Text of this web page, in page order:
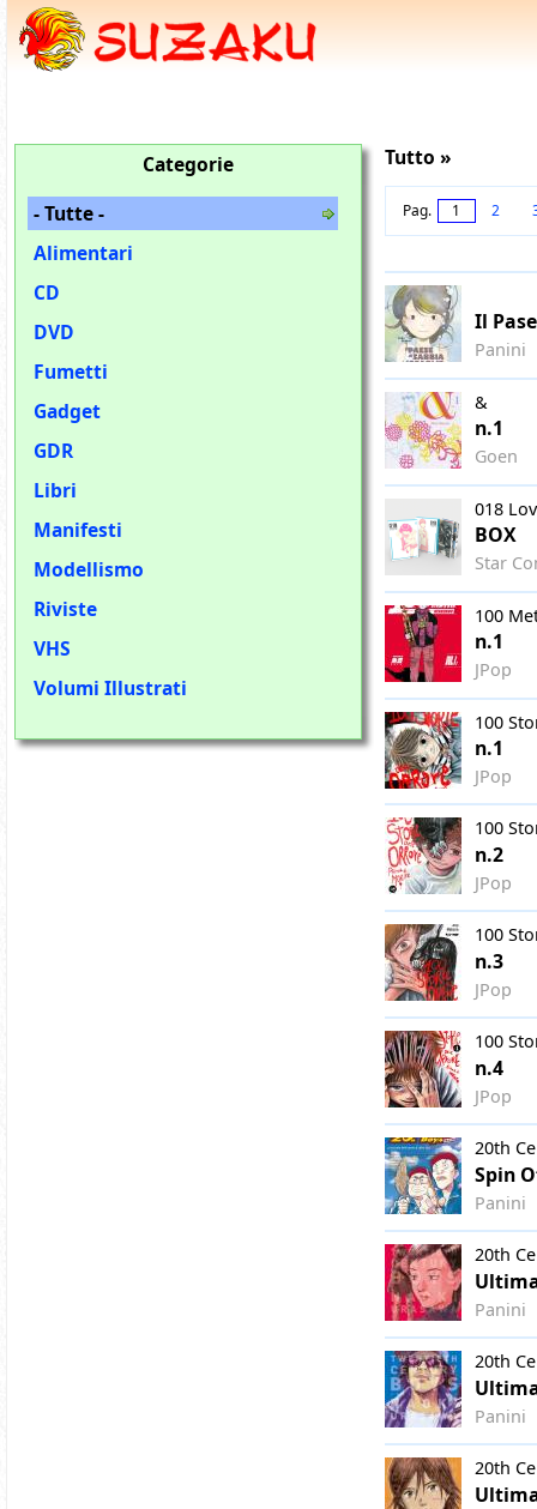
Tutto »
Pag. 1 2
Il
Panini
&
n.1
Goen
018
BOX
Star
100
n.1
JPop
100
n.1
JPop
100
n.2
JPop
100
n.3
JPop
100
n.4
JPop
20th
Spin
Panini
20th
Panini
20th
Panini
20th
Categorie
- Tutte -
Alimentari
CD
DVD
Fumetti
Gadget
GDR
Libri
Manifesti
Modellismo
Riviste
VHS
Volumi Illustrati